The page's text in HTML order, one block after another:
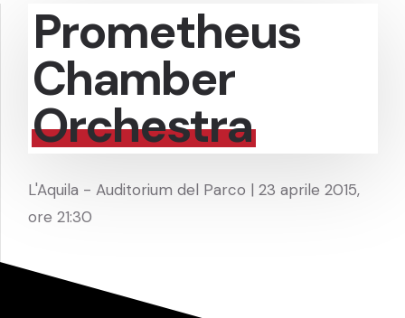
Prometheus
Chamber
Orchestra
L'Aquila - Auditorium del Parco | 23 aprile 2015,
ore 21:30